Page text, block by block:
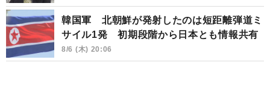
韓国軍 北朝鮮が発射したのは短距離弾道ミ
サイル1発 初期段階から日本とも情報共有
8/6 (木) 20:06